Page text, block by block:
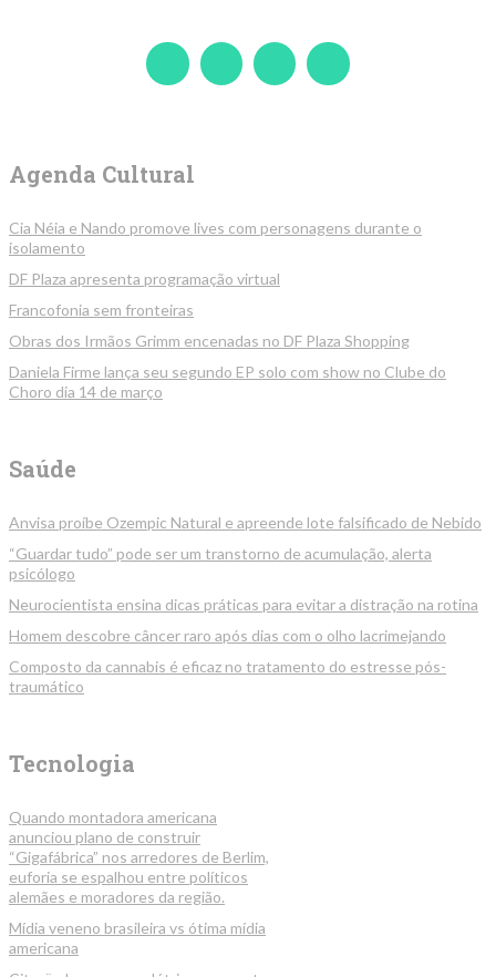
Agenda Cultural
Cia Néia e Nando promove lives com personagens durante o
isolamento
DF Plaza apresenta programação virtual
Francofonia sem fronteiras
Obras dos Irmãos Grimm encenadas no DF Plaza Shopping
Daniela Firme lança seu segundo EP solo com show no Clube do
Choro dia 14 de março
Saúde
Anvisa proíbe Ozempic Natural e apreende lote falsificado de Nebido
“Guardar tudo” pode ser um transtorno de acumulação, alerta
psicólogo
Neurocientista ensina dicas práticas para evitar a distração na rotina
Homem descobre câncer raro após dias com o olho lacrimejando
Composto da cannabis é eficaz no tratamento do estresse pós-
traumático
Tecnologia
Quando montadora americana
anunciou plano de construir
“Gigafábrica” nos arredores de Berlim,
euforia se espalhou entre políticos
alemães e moradores da região.
Mídia veneno brasileira vs ótima mídia
americana